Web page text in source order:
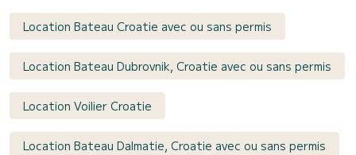
Location Bateau Croatie avec ou sans permis
Location Bateau Dubrovnik, Croatie avec ou sans permis
Location Voilier Croatie
Location Bateau Dalmatie, Croatie avec ou sans permis